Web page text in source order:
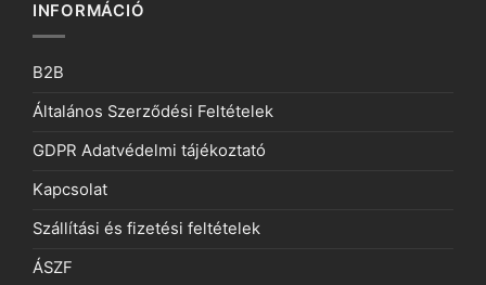
INFORMÁCIÓ
B2B
Általános Szerződési Feltételek
GDPR Adatvédelmi tájékoztató
Kapcsolat
Szállítási és fizetési feltételek
ÁSZF